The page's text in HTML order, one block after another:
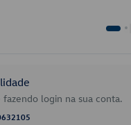
login na sua conta.